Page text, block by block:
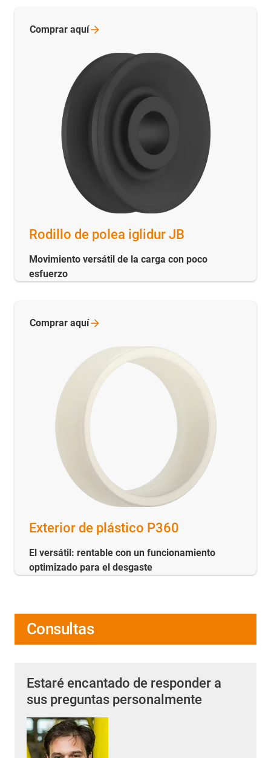
Rodillo de polea iglidur JB
Movimiento versátil de la carga con poco
esfuerzo
Comprar aquí
Exterior de plástico P360
El versátil: rentable con un funcionamiento
optimizado para el desgaste
Comprar aquí
Consultas
Estaré encantado de responder a
sus preguntas personalmente